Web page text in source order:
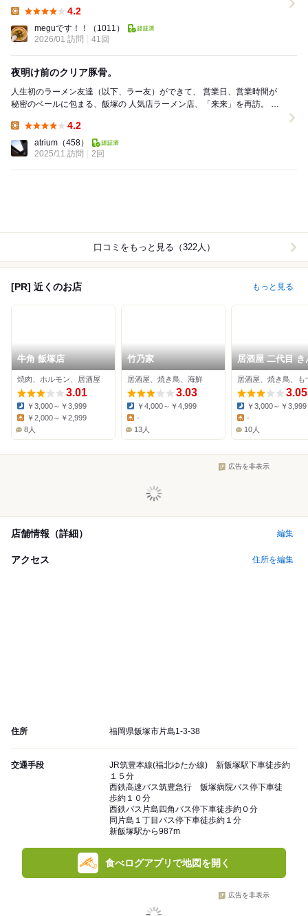
4.2
meguです！！
（1011）
2026/01 訪問
41回
夜明け前のクリア豚骨。
人生初のラーメン友達（以下、ラー友）ができて、 営業日、営業時間が
秘密のベールに包まる、飯塚の 人気店ラーメン店、「来来」を再訪。 カ
4.2
atrium （458）
2025/11 訪問
2回
口コミをもっと見る（322人）
[PR] 近くのお店 もっと見る
牛角 飯塚店
焼肉、ホルモン、居酒屋
3.01
Dinner:
￥3,000～￥3,999
Lunch:
￥2,000～￥2,999
8人
竹乃家
居酒屋、焼き鳥、海鮮
3.03
Dinner:
￥4,000～￥4,999
Lunch:
-
13人
居酒屋 二代目 き
居酒屋、焼き鳥、も
3.05
Dinner:
￥3,000～￥3,999
Lunch:
-
10人
広告を非表示
店舗情報（詳細） 編集
アクセス 住所を編集
住所 福岡県飯塚市片島1-3-38
交通手段
JR筑豊本線(福北ゆたか線) 新飯塚駅下車徒歩約
１５分
西鉄高速バス筑豊急行 飯塚病院バス停下車徒
歩約１０分
西鉄バス片島四角バス停下車徒歩約０分
同片島１丁目バス停下車徒歩約１分
新飯塚駅から987m
食べログアプリで地図を開く
広告を非表示